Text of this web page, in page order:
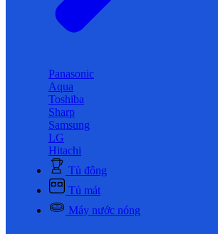
Panasonic
Aqua
Toshiba
Sharp
Samsung
LG
Hitachi
Tủ đông
Tủ mát
Máy nước nóng